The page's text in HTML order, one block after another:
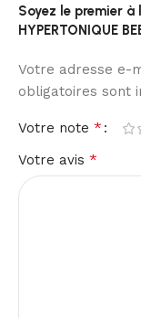
Soyez le premier à
HYPERTONIQUE
Votre adresse e-
obligatoires sont
Votre note *
Votre avis *